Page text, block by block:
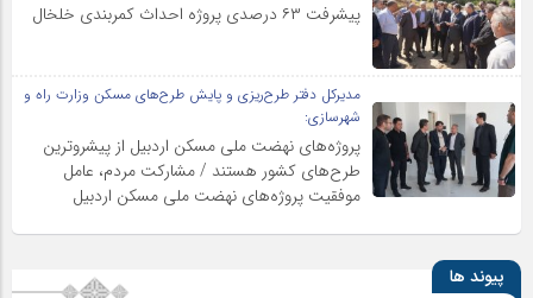
پیشرفت ۶۳ درصدی پروژه احداث کمربندی خلخال
مدیرکل دفتر طرح‌ریزی و پایش طرح‌های مسکن وزارت راه و
شهرسازی:
پروژه‌های نهضت ملی مسکن اردبیل از پیشروترین
طرح‌های کشور هستند / مشارکت مردم، عامل
موفقیت پروژه‌های نهضت ملی مسکن اردبیل
پیوند ها